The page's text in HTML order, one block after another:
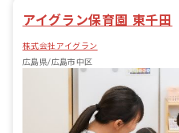
アイグラン保育園 東千田
株式会社アイグラン
広島県/広島市中区